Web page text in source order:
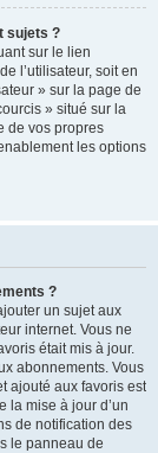
sujets ?
sur le lien
l’utilisateur, soit en
» sur la page de
» situé sur la
de vos propres
les options
?
un sujet aux
internet. Vous ne
était mis à jour.
abonnements. Vous
ajouté aux favoris est
la mise à jour d’un
de notification des
le panneau de